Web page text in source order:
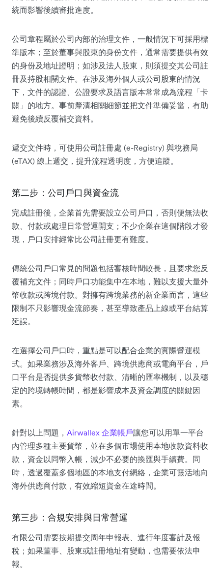
統而影響後續審批進度。
公司章程屬於公司內部的治理文件，一般情況下可採用標
準版本；至於董事與股東的身份文件，通常需要提供有效
的身份及地址證明；如涉及法人股東，則須提交其公司註
冊及持股相關文件。在涉及海外個人或公司股東的情況
下，文件的認證、公證要求及語言版本常常成為流程「卡
關」的地方。事前釐清相關細節並把文件準備妥當，有助
避免後續反覆補交資料。
遞交文件時，可使用公司註冊處 (e-Registry) 與稅務局
(eTAX) 線上遞交，提升流程透明度，方便追蹤。
第二步：公司戶口與資金流
完成註冊後，企業首先需要設立公司戶口，否則便無法收
款、付款或處理日常營運開支；不少企業在這個階段才發
現，戶口安排經常比公司註冊更有難度。
傳統公司戶口常見的問題包括審核時間較長，且要求您反
覆補充文件；同時戶口功能集中在本地，難以支援大量外
幣收款或跨境付款。對擁有跨境業務的新企業而言，這些
限制不只影響現金流節奏，甚至導致產品上線或平台結算
延誤。
在選擇公司戶口時，重點是可以配合企業的實際營運模
式。如果業務涉及海外客戶、跨境供應商或電商平台，戶
口平台是否提供多貨幣收付款、清晰的匯率機制，以及穩
定的跨境轉帳時間，都是影響成本及資金調度的關鍵因
素。
針對以上問題， Airwallex 企業帳戶讓您可以用單一平台
內管理多種主要貨幣，並在多個市場使用本地收款資料收
款，資金以同幣入帳，減少不必要的換匯與手續費。同
時，透過覆蓋多個地區的本地支付網絡，企業可靈活地向
海外供應商付款，有效縮短資金在途時間。
第三步：合規安排與日常營運
有限公司需要按期提交周年申報表、進行年度審計及報
稅；如果董事、股東或註冊地址有變動，也需要依法申
報。